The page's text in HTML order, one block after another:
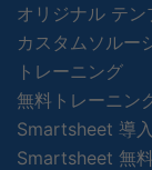
オリジナル テン
カスタムソルー
トレーニング
無料トレーニン
Smartsheet 導
Smartsheet 無